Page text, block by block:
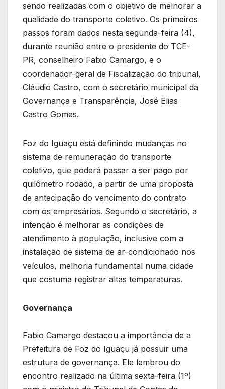
sendo realizadas com o objetivo de melhorar a
qualidade do transporte coletivo. Os primeiros
passos foram dados nesta segunda-feira (4),
durante reunião entre o presidente do TCE-
PR, conselheiro Fabio Camargo, e o
coordenador-geral de Fiscalização do tribunal,
Cláudio Castro, com o secretário municipal da
Governança e Transparência, José Elias
Castro Gomes.
Foz do Iguaçu está definindo mudanças no
sistema de remuneração do transporte
coletivo, que poderá passar a ser pago por
quilômetro rodado, a partir de uma proposta
de antecipação do vencimento do contrato
com os empresários. Segundo o secretário, a
intenção é melhorar as condições de
atendimento à população, inclusive com a
instalação de sistema de ar-condicionado nos
veículos, melhoria fundamental numa cidade
que costuma registrar altas temperaturas.
Governança
Fabio Camargo destacou a importância de a
Prefeitura de Foz do Iguaçu já possuir uma
estrutura de governança. Ele lembrou do
encontro realizado na última sexta-feira (1º)